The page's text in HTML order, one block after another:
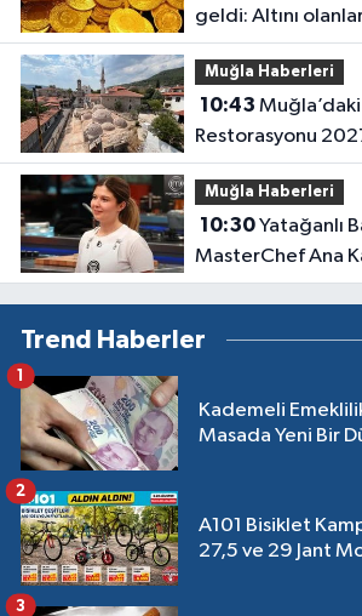
geldi: Altını
görecek?
Muğla Haberleri
10:43
Restorasyonu
Muğla Haberleri
10:30Yatağanlı Bahar Kaya
MasterChef Ana
Trend Haberler
Kademeli
Masada Yeni Bir
1
A101 Bisiklet
27,5 ve 29 Jant
2
3